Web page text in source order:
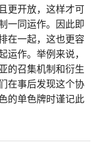
更开放，这样才可
一同运作。因此即
在一起，这也更容
作。举例来说，
的召集机制和衍生
在事后发现这个协
的单色牌时谨记此